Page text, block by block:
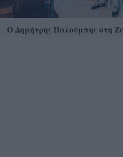
Ο Δημήτρης Παλούμπης στη